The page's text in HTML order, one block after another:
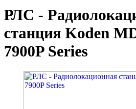
РЛС -
станция Koden
7900P Series